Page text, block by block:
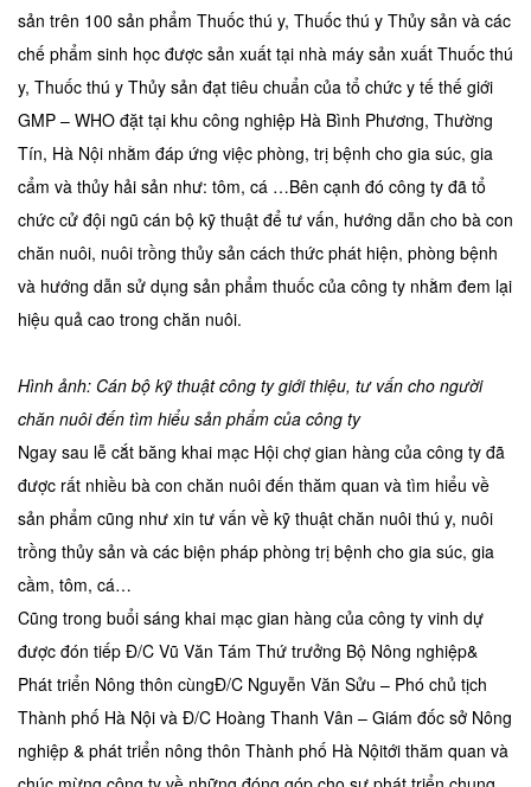
sản trên 100 sản phẩm Thuốc thú y, Thuốc thú y Thủy sản và các
chế phẩm sinh học được sản xuất tại nhà máy sản xuất Thuốc thú
y, Thuốc thú y Thủy sản đạt tiêu chuẩn của tổ chức y tế thế giới
GMP – WHO đặt tại khu công nghiệp Hà Bình Phương, Thường
Tín, Hà Nội nhằm đáp ứng việc phòng, trị bệnh cho gia súc, gia
cẩm và thủy hải sản như: tôm, cá …Bên cạnh đó công ty đã tổ
chức cử đội ngũ cán bộ kỹ thuật để tư vấn, hướng dẫn cho bà con
chăn nuôi, nuôi trồng thủy sản cách thức phát hiện, phòng bệnh
và hướng dẫn sử dụng sản phẩm thuốc của công ty nhằm đem lại
hiệu quả cao trong chăn nuôi.
Hình ảnh: Cán bộ kỹ thuật công ty giới thiệu, tư vấn cho người
chăn nuôi đến tìm hiểu sản phẩm của công ty
Ngay sau lễ cắt băng khai mạc Hội chợ gian hàng của công ty đã
được rất nhiều bà con chăn nuôi đến thăm quan và tìm hiểu về
sản phẩm cũng như xin tư vấn về kỹ thuật chăn nuôi thú y, nuôi
trồng thủy sản và các biện pháp phòng trị bệnh cho gia súc, gia
cầm, tôm, cá…
Cũng trong buổi sáng khai mạc gian hàng của công ty vinh dự
được đón tiếp Đ/C Vũ Văn Tám Thứ trưởng Bộ Nông nghiệp&
Phát triển Nông thôn cùngĐ/C Nguyễn Văn Sửu – Phó chủ tịch
Thành phố Hà Nội và Đ/C Hoàng Thanh Vân – Giám đốc sở Nông
nghiệp & phát triển nông thôn Thành phố Hà Nộitới thăm quan và